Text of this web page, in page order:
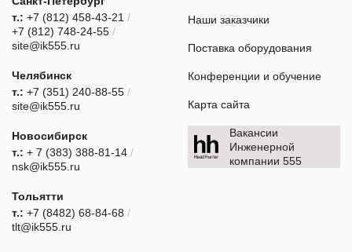
т.: +7 (812) 458-43-21 /
+7 (812) 748-24-55 /
site@ik555.ru
Челябинск
т.: +7 (351) 240-88-55 /
site@ik555.ru
Новосибирск
т.: + 7 (383) 388-81-14 /
nsk@ik555.ru
Тольятти
т.: +7 (8482) 68-84-68 /
tlt@ik555.ru
Наши заказчики
Поставка оборудования
Конференции и обучение
Карта сайта
Вакансии
Инженерной
компании 555